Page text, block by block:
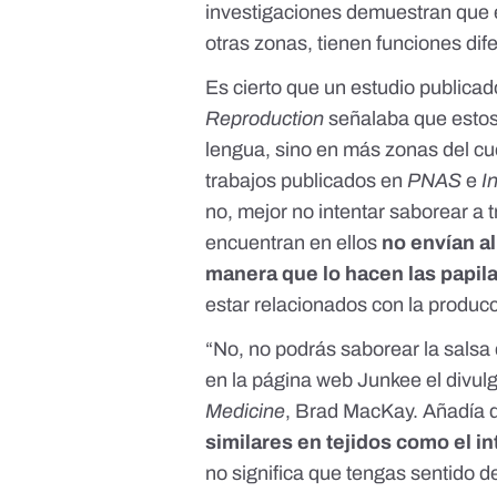
investigaciones demuestran
otras zonas, tienen funciones
Es cierto que un estudio
Reproduction señalaba que
lengua, sino en más zonas del
trabajos publicados enPNASe
no, mejor no intentar saborear a
encuentran en ellos no envían
manera que lo hacen las
estar relacionados con la
“No, no podrás saborear la
en la página webJunkee el
Medicine, Brad MacKay. Añadía
similares en tejidos como el
no significa que tengas sentido